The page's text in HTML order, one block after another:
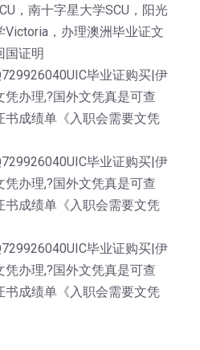
，南十字星大学SCU，阳光
，办理澳洲毕业证文
国证明
毕业证购买|伊
办理,?国外文凭真是可查
成绩单《入职会需要文凭
毕业证购买|伊
办理,?国外文凭真是可查
成绩单《入职会需要文凭
毕业证购买|伊
办理,?国外文凭真是可查
成绩单《入职会需要文凭